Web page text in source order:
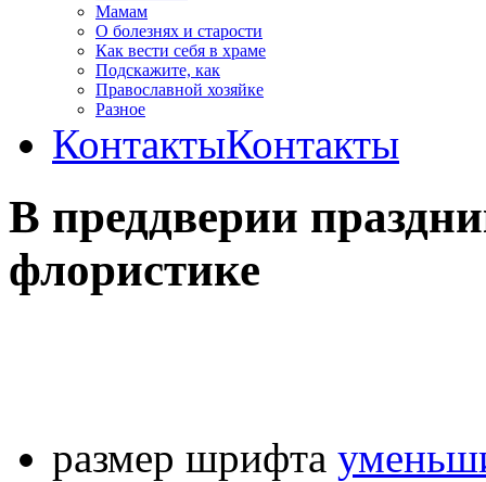
Мамам
О болезнях и старости
Как вести себя в храме
Подскажите, как
Православной хозяйке
Разное
КонтактыКонтакты
В преддверии
флористике
размер шрифта